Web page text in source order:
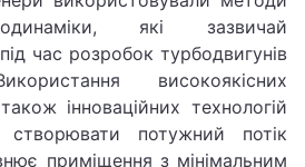
які зазвичай
час розробок турбодвигунів
високоякісних
інноваційних технологій
створювати потужний потік
приміщення з мінімальним